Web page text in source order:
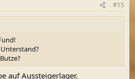
#15
auf Aussteigerlager.